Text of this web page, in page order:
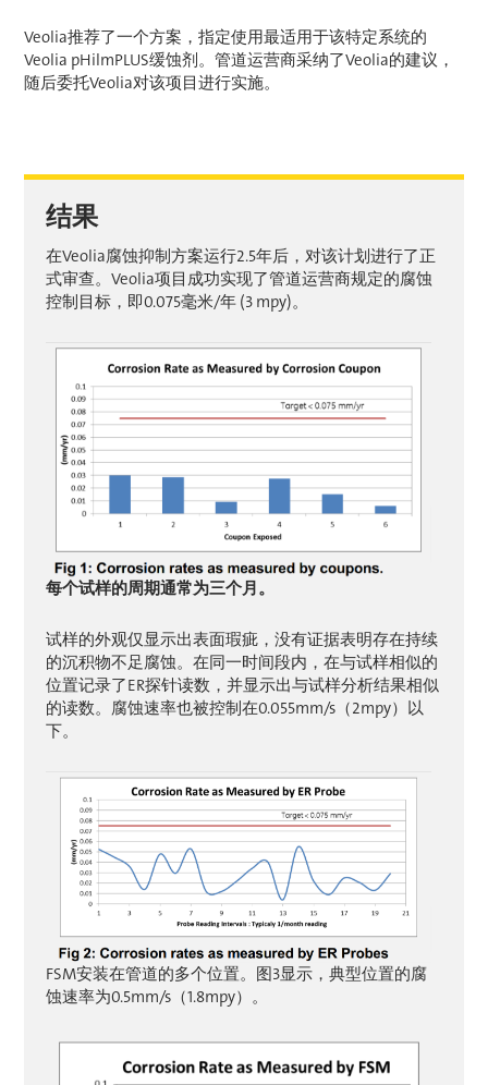
Veolia推荐了一个方案，指定使用最适用于该特定系统的
Veolia pHilmPLUS缓蚀剂。管道运营商采纳了Veolia的建议，
随后委托Veolia对该项目进行实施。
结果
在Veolia腐蚀抑制方案运行2.5年后，对该计划进行了正
式审查。Veolia项目成功实现了管道运营商规定的腐蚀
控制目标，即0.075毫米/年 (3 mpy)。
每个试样的周期通常为三个月。
试样的外观仅显示出表面瑕疵，没有证据表明存在持续
的沉积物不足腐蚀。在同一时间段内，在与试样相似的
位置记录了ER探针读数，并显示出与试样分析结果相似
的读数。腐蚀速率也被控制在0.055mm/s（2mpy）以
下。
FSM安装在管道的多个位置。图3显示，典型位置的腐
蚀速率为0.5mm/s（1.8mpy）。